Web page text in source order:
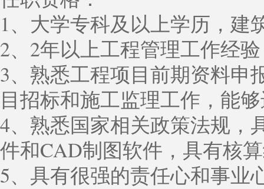
1、大学专科及以上学历，建
2、2年以上工程管理工作经
3、熟悉工程项目前期资料申
目招标和施工监理工作，能
4、熟悉国家相关政策法规，
件和CAD制图软件，具有核
5、具有很强的责任心和事业